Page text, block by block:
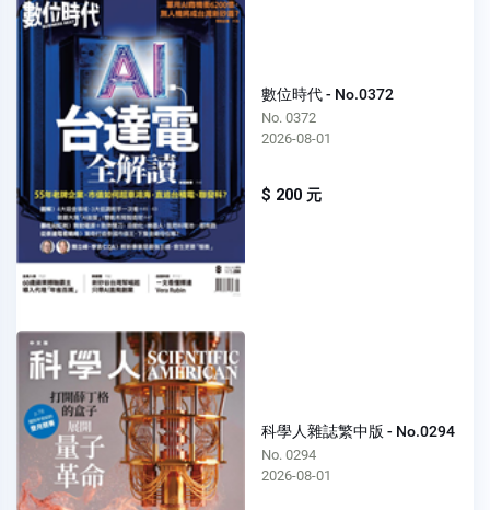
數位時代 - No.0372
No. 0372
2026-08-01
$ 200 元
科學人雜誌繁中版 - No.0294
No. 0294
2026-08-01